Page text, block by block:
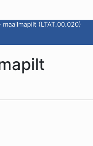
maailmapilt (LTAT.00.020)